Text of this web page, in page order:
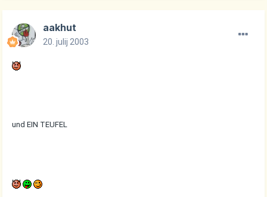
aakhut
20. julij 2003
und EIN TEUFEL